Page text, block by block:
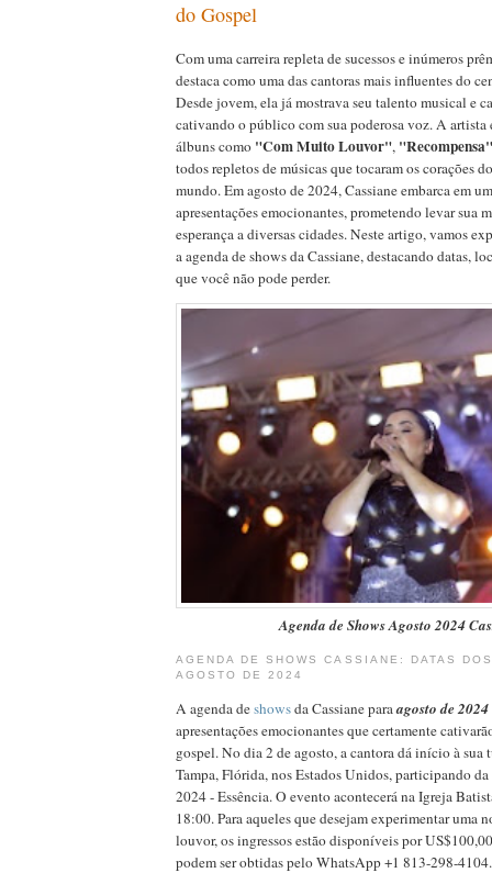
do Gospel
Com uma carreira repleta de sucessos e inúmeros
destaca como uma das cantoras mais influentes do
Desde jovem, ela já mostrava seu talento musical e
cativando o público com sua poderosa voz. A artista
álbuns como "Com Muito Louvor", "Recompensa"
todos repletos de músicas que tocaram os corações
mundo. Em agosto de 2024, Cassiane embarca em
apresentações emocionantes, prometendo levar sua
esperança a diversas cidades. Neste artigo, vamos
a agenda de shows da Cassiane, destacando datas,
que você não pode perder.
Agenda de Shows Agosto 2024
AGENDA DE SHOWS CASSIANE: DATAS
AGOSTO DE 2024
A agenda deshowsda Cassiane paraagosto de 2024
apresentações emocionantes que certamente
gospel. No dia 2 de agosto, a cantora dá início à sua
Tampa, Flórida, nos Estados Unidos, participando
2024 - Essência. O evento acontecerá na Igreja
18:00. Para aqueles que desejam experimentar uma
louvor, os ingressos estão disponíveis por
podem ser obtidas pelo WhatsApp +1 813-298-4104.